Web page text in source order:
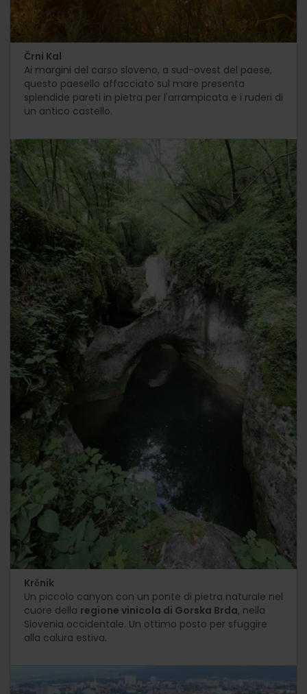
Črni Kal
Ai margini del carso sloveno, a sud-ovest del paese,
questo paesello affacciato sul mare presenta
splendide pareti in pietra per l'arrampicata e i ruderi di
un antico castello.
Krčnik
Un piccolo canyon con un ponte di pietra naturale nel
cuore della regione vinicola di Gorska Brda, nella
Slovenia occidentale. Un ottimo posto per sfuggire
alla calura estiva.